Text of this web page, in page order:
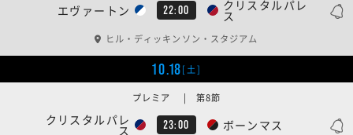
エヴァートン 22:00 クリスタルパレ
ス
ヒル・ディッキンソン・スタジアム
10.18[土]
クリスタルパレ
ス 23:00 ボーンマス
プレミア | 第8節